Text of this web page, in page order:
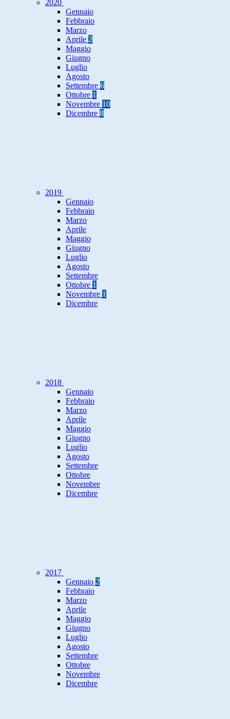
2020
Gennaio
Febbraio
Marzo
Aprile 2
Maggio
Giugno
Luglio
Agosto
Settembre 6
Ottobre 1
Novembre 10
Dicembre 8
2019
Gennaio
Febbraio
Marzo
Aprile
Maggio
Giugno
Luglio
Agosto
Settembre
Ottobre 1
Novembre 1
Dicembre
2018
Gennaio
Febbraio
Marzo
Aprile
Maggio
Giugno
Luglio
Agosto
Settembre
Ottobre
Novembre
Dicembre
2017
Gennaio 2
Febbraio
Marzo
Aprile
Maggio
Giugno
Luglio
Agosto
Settembre
Ottobre
Novembre
Dicembre